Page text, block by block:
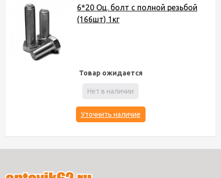
6*20 Оц. болт с полной резьбой
(166шт) 1кг
Товар ожидается
Нет в наличии
Уточнить наличие